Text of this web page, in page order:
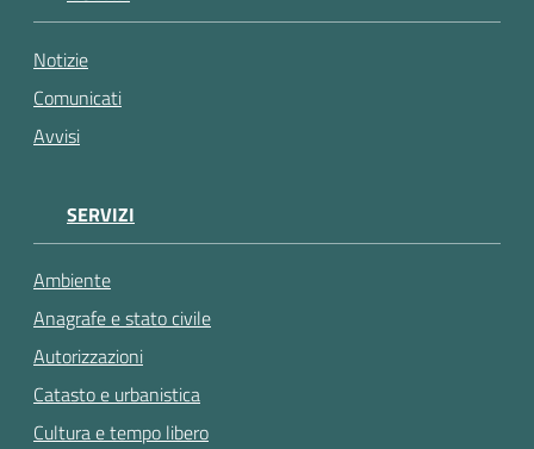
Notizie
Comunicati
Avvisi
SERVIZI
Ambiente
Anagrafe e stato civile
Autorizzazioni
Catasto e urbanistica
Cultura e tempo libero